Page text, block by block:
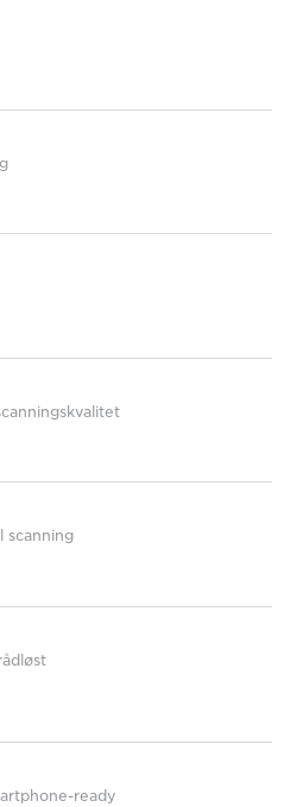
scanning
ready